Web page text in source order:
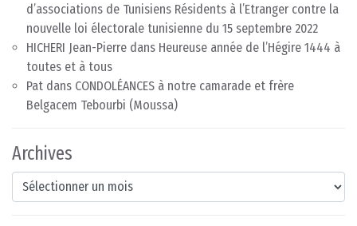
d’associations de Tunisiens Résidents à l’Etranger contre la
nouvelle loi électorale tunisienne du 15 septembre 2022
HICHERI Jean-Pierre dans Heureuse année de l’Hégire 1444 à
toutes et à tous
Pat dans CONDOLÉANCES à notre camarade et frère
Belgacem Tebourbi (Moussa)
Archives
Archives